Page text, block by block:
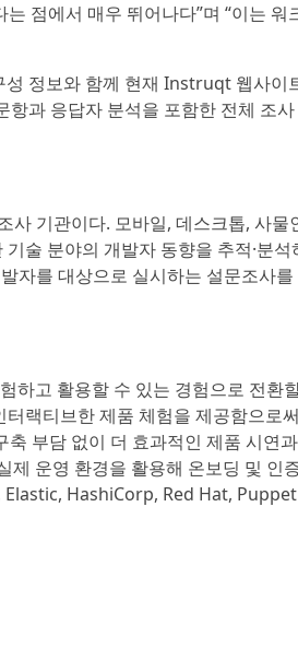
점에서 매우 뛰어나다”며 “이는 워
정보와 함께 현재 Instruqt 웹사이
과 응답자 분석을 포함한 전체 조
기관이다. 모바일, 데스크톱, 사물
술 분야의 개발자 동향을 추적·분석
자를 대상으로 실시하는 설문조사를
하고 활용할 수 있는 경험으로 전환
랙티브한 제품 체험을 제공함으로
부담 없이 더 효과적인 제품 시연
제 운영 환경을 활용해 온보딩 및 인
HashiCorp, Red Hat,